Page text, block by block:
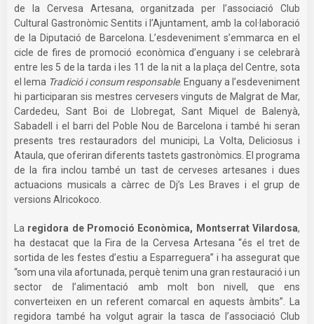
de la Cervesa Artesana, organitzada per l’associació Club
Cultural Gastronòmic Sentits i l’Ajuntament, amb la col·laboració
de la Diputació de Barcelona. L’esdeveniment s’emmarca en el
cicle de fires de promoció econòmica d’enguany i se celebrarà
entre les 5 de la tarda i les 11 de la nit a la plaça del Centre, sota
el lema Tradició i consum responsable. Enguany a l’esdeveniment
hi participaran sis mestres cervesers vinguts de Malgrat de Mar,
Cardedeu, Sant Boi de Llobregat, Sant Miquel de Balenyà,
Sabadell i el barri del Poble Nou de Barcelona i també hi seran
presents tres restauradors del municipi, La Volta, Deliciosus i
Ataula, que oferiran diferents tastets gastronòmics. El programa
de la fira inclou també un tast de cerveses artesanes i dues
actuacions musicals a càrrec de Dj’s Les Braves i el grup de
versions Alricokoco.
La regidora de Promoció Econòmica, Montserrat Vilardosa,
ha destacat que la Fira de la Cervesa Artesana “és el tret de
sortida de les festes d’estiu a Esparreguera” i ha assegurat que
“som una vila afortunada, perquè tenim una gran restauració i un
sector de l’alimentació amb molt bon nivell, que ens
converteixen en un referent comarcal en aquests àmbits”. La
regidora també ha volgut agrair la tasca de l’associació Club